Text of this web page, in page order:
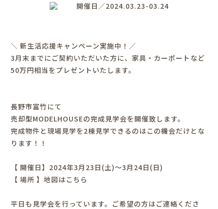
開催日／2024.03.23-03.24
＼ 新生活応援キャンペーン実施中！／
3月末までにご契約いただいた方に、家具・カーポートなど
50万円相当をプレゼントいたします。
長野市富竹にて
売却型MODELHOUSEの完成見学会を開催致します。
完成物件と現場見学を2棟見学できるのはこの機会だけとな
ります！！
【 開催日】2024年3月23日(土)～3月24日(日)
【 場所 】地図はこちら
平日も見学会を行っています。ご希望の方はご連絡くださ